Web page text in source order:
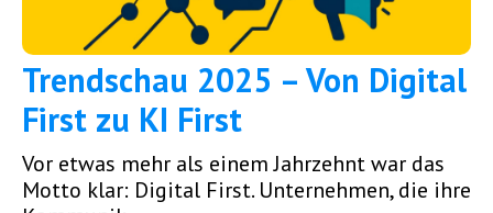
Trendschau 2025 – Von Digital
First zu KI First
Vor etwas mehr als einem Jahrzehnt war das
Motto klar: Digital First. Unternehmen, die ihre